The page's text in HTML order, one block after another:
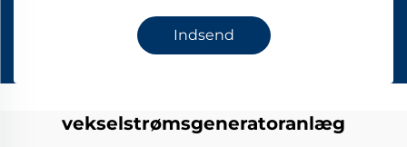
Indsend
vekselstrømsgeneratoranlæg